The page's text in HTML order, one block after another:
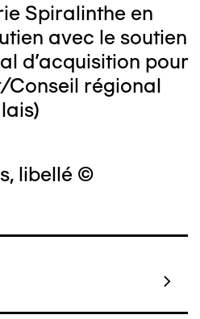
Spiralinthe en
avec le soutien
d'acquisition pour
Conseil régional
libellé ©